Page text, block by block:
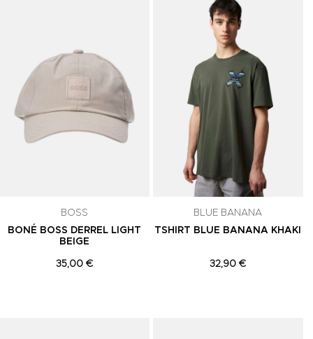
Adicionar aos Favoritos
BOSS
BONÉ BOSS DERREL LIGHT
BEIGE
35,00 €
BLUE BANANA
TSHIRT BLUE BANANA KHAKI
32,90 €